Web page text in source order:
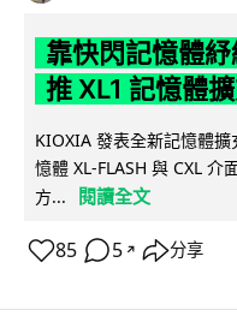
靠快閃記憶體
推 XL1 記憶體
KIOXIA 發表全新記憶體
憶體 XL-FLASH 與 CXL
方...
閱讀全文
85 5 ↗ 分享